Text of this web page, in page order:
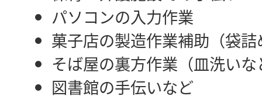
パソコンの入力作業
菓子店の製造作業補助（袋
そば屋の裏方作業（皿洗いな
図書館の手伝いなど